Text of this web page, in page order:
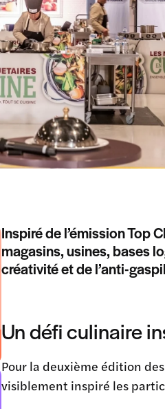
Inspiré de l’émission Top
magasins, usines, bases
créativité et de l’anti-
Un défi culinaire
Pour la deuxième édition
visiblement inspiré les